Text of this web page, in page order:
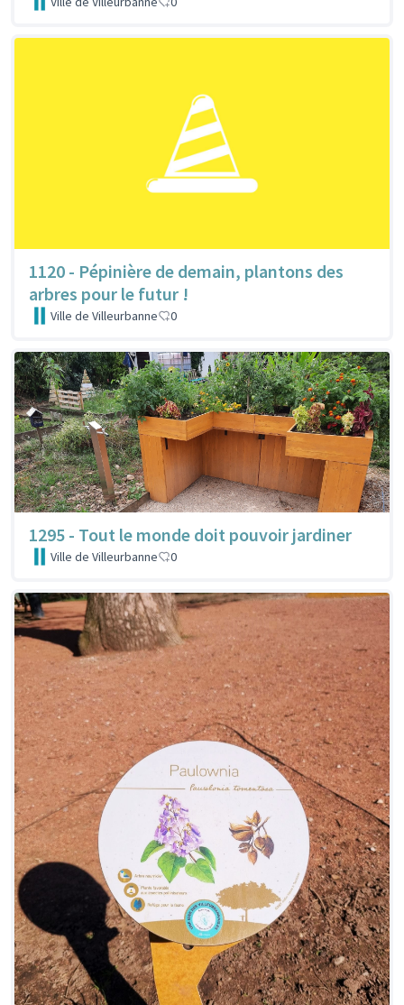
1120 - Pépinière de demain, plantons des
arbres pour le futur !
Ville de Villeurbanne 0
1295 - Tout le monde doit pouvoir jardiner
Ville de Villeurbanne 0